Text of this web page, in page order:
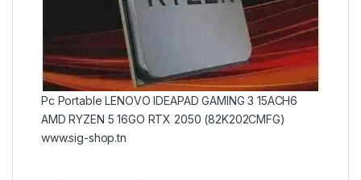
Pc Portable LENOVO IDEAPAD GAMING 3 15ACH6
AMD RYZEN 5 16GO RTX 2050 (82K202CMFG)
www.sig-shop.tn